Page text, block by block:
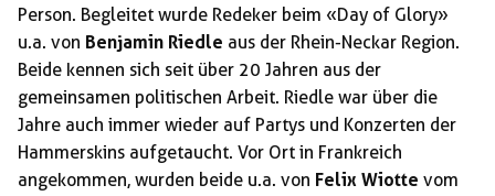
Person. Begleitet wurde Redeker beim «Day of Glory»
u.a. von Benjamin Riedle aus der Rhein-Neckar Region.
Beide kennen sich seit über 20 Jahren aus der
gemeinsamen politischen Arbeit. Riedle war über die
Jahre auch immer wieder auf Partys und Konzerten der
Hammerskins aufgetaucht. Vor Ort in Frankreich
angekommen, wurden beide u.a. von Felix Wiotte vom